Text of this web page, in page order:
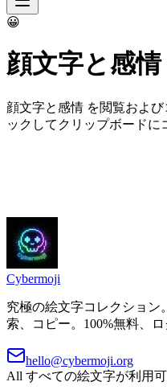
😀
顔文字と感情
顔文字と感情 を閲覧およ
ックしてクリップボードに
Cybermoji
究極の絵文字コレクション
索、コピー。100%無料、ロ
hello@cybermoji.org
All すべての絵文字が利用